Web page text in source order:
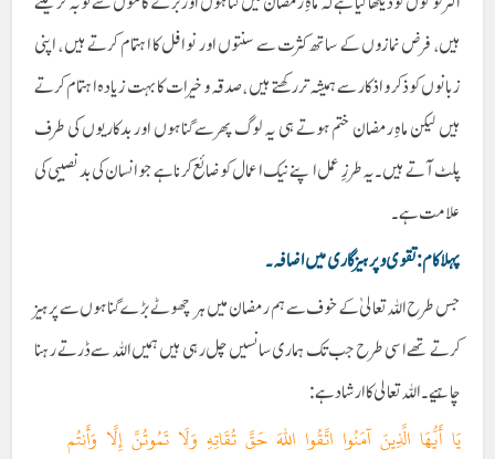
ہیں، فرض نمازوں کے ساتھ کثرت سے سنتوں اور نوافل کا اہتمام کرتے ہیں ، اپنی
زبانوں کو ذکر و اذکار سے ہمیشہ تر رکھتے ہیں ، صدقہ و خیرات کا بہت زیادہ اہتمام کرتے
ہیں لیکن ماہِ رمضان ختم ہوتے ہی یہ لوگ پھر سے گناہوں اور بدکاریوں کی طرف
پلٹ آتے ہیں ۔ یہ طرزِ عمل اپنے نیک اعمال کو ضائع کرنا ہے جو انسان کی بد نصیبی کی
علامت ہے ۔
پہلا کام : تقوی و پرہیزگاری میں اضافہ۔
جس طرح اللہ تعالیٰ کے خوف سے ہم رمضان میں ہر چھوٹے بڑے گناہوں سے پرہیز
کرتے تھے اسی طرح جب تک ہماری سانسیں چل رہی ہیں ہمیں اللہ سے ڈرتے رہنا
چاہیے۔ اللہ تعالی کا ارشاد ہے :
يَا أَيُّهَا الَّذِينَ آمَنُوا اتَّقُوا اللہَ حَقَّ تُقَاتِهِ وَلَا تَمُوتُنَّ إِلَّا وَأَنتُم